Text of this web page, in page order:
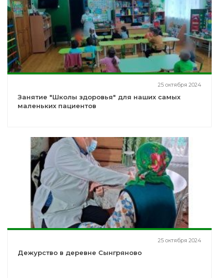
25 октября 2024
Занятие "Школы здоровья" для наших самых
маленьких пациентов
25 октября 2024
Дежурство в деревне Сынгряново